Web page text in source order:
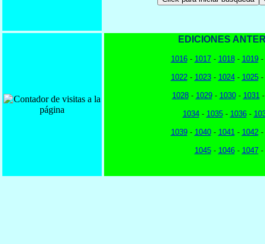
EDICIONES
1016- 1017- 1018- 1019-
1022- 1023- 1024- 1025-
1028- 1029- 1030- 1031
1034- 1035- 1036-
1039- 1040- 1041- 1042-
1045- 1046- 1047-